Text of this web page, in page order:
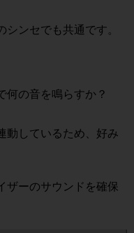
ンセでも共通です。
何の音を鳴らすか？
動しているため、好み
ザーのサウンドを確保